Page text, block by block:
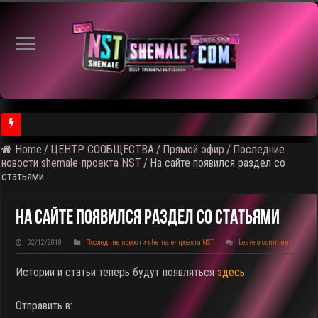
⚠️ Результаты голосования и тема следующего откртытого
Home / ЦЕНТР СООБЩЕСТВА / Прямой эфир / Последние
новости shemale-проекта NST / На сайте появился раздел со
статьями
На Сайте Появился Раздел Со Статьями
02/12/2018 Последние новости shemale-проекта NST Leave a comment
Истории и статьи теперь будут появлятьсяздесь
Отправить в: